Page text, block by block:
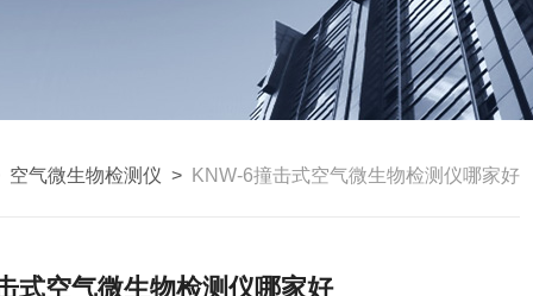
空气微生物检测仪 > KNW-6撞击式空气微生物检测仪哪家好
式空气微生物检测仪哪家好